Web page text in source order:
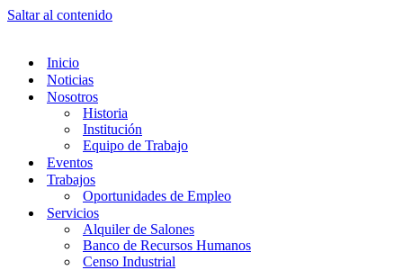
Saltar al contenido
Inicio
Noticias
Nosotros
Historia
Institución
Equipo de Trabajo
Eventos
Trabajos
Oportunidades de Empleo
Servicios
Alquiler de Salones
Banco de Recursos Humanos
Censo Industrial